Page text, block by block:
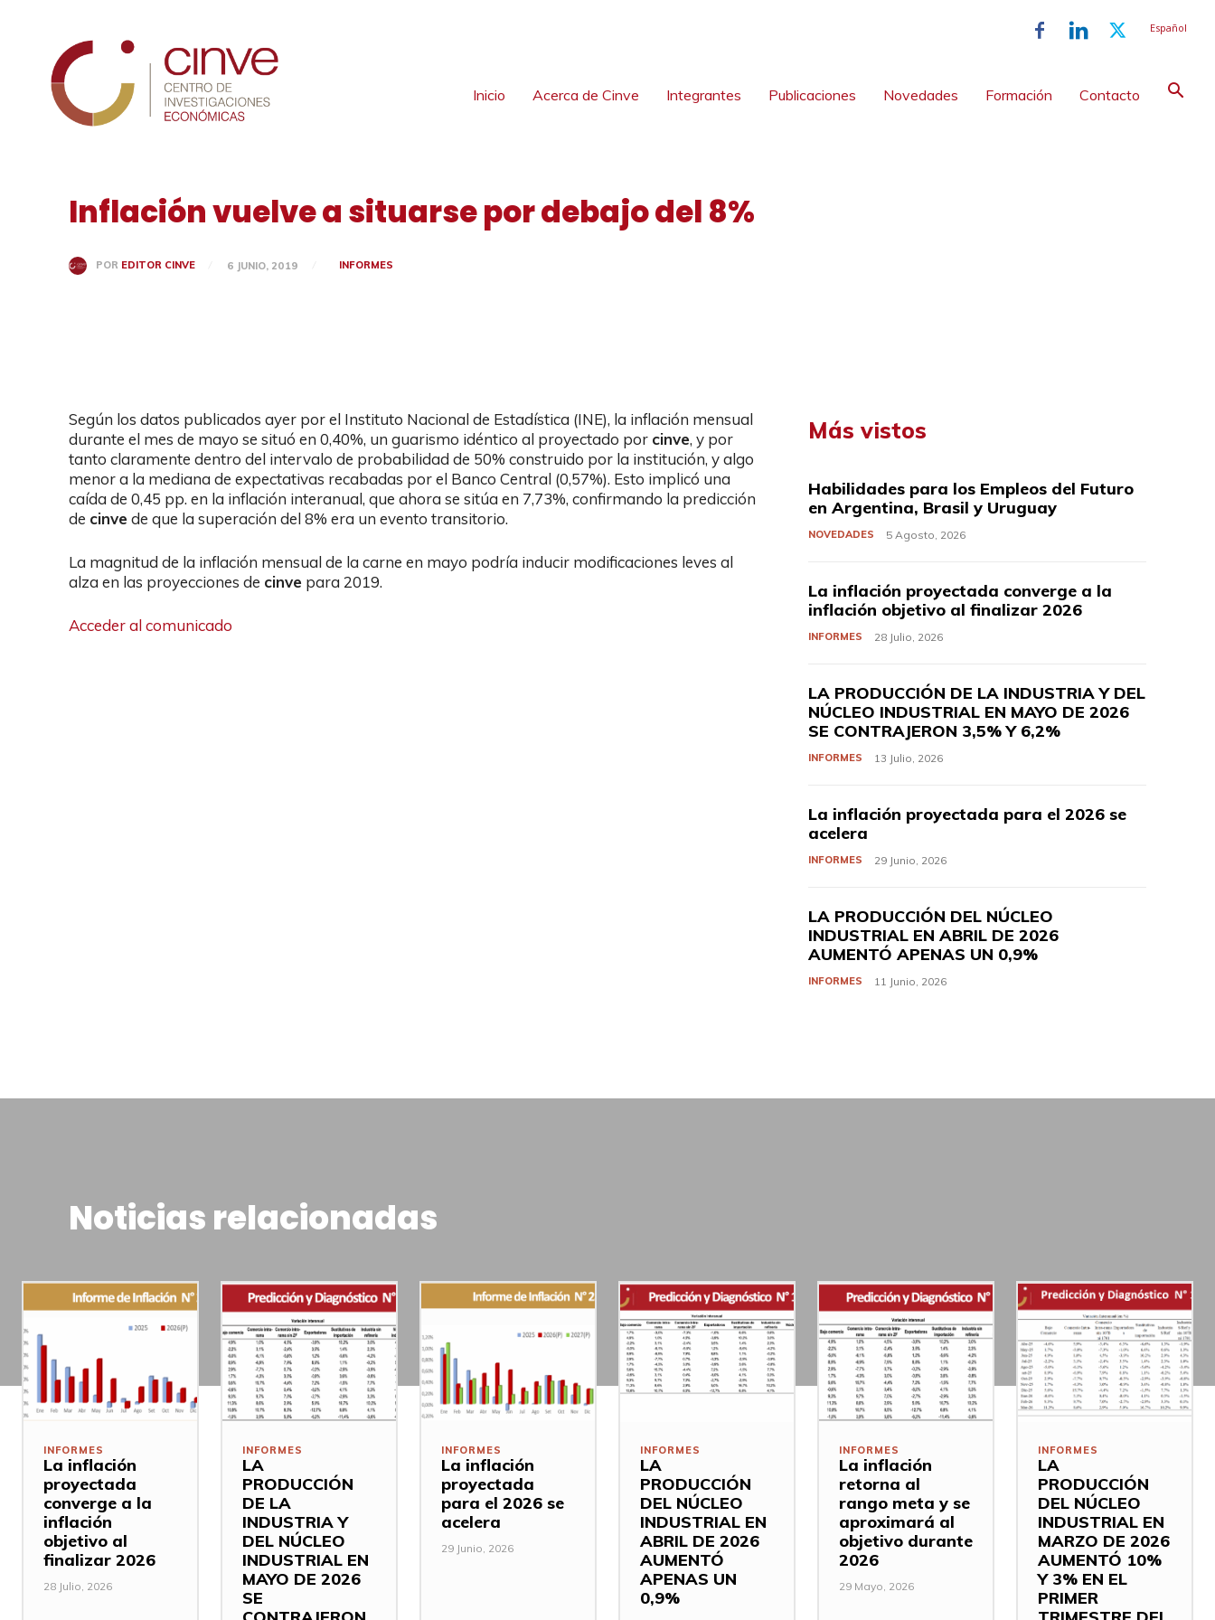
Español
Inicio Acerca de Cinve Integrantes Publicaciones Novedades Formación Contacto
Inflación vuelve a situarse por debajo del 8%
POR EDITOR CINVE 6 JUNIO, 2019 INFORMES
Según los datos publicados ayer por el Instituto Nacional de Estadística (INE), la inflación mensual
durante el mes de mayo se situó en 0,40%, un guarismo idéntico al proyectado por cinve, y por
tanto claramente dentro del intervalo de probabilidad de 50% construido por la institución, y algo
menor a la mediana de expectativas recabadas por el Banco Central (0,57%). Esto implicó una
caída de 0,45 pp. en la inflación interanual, que ahora se sitúa en 7,73%, confirmando la predicción
de cinve de que la superación del 8% era un evento transitorio.
La magnitud de la inflación mensual de la carne en mayo podría inducir modificaciones leves al
alza en las proyecciones de cinve para 2019.
Acceder al comunicado
Más vistos
Habilidades para los Empleos del Futuro
en Argentina, Brasil y Uruguay
NOVEDADES 5 Agosto, 2026
La inflación proyectada converge a la
inflación objetivo al finalizar 2026
INFORMES 28 Julio, 2026
LA PRODUCCIÓN DE LA INDUSTRIA Y DEL
NÚCLEO INDUSTRIAL EN MAYO DE 2026
SE CONTRAJERON 3,5% Y 6,2%
INFORMES 13 Julio, 2026
La inflación proyectada para el 2026 se
acelera
INFORMES 29 Junio, 2026
LA PRODUCCIÓN DEL NÚCLEO
INDUSTRIAL EN ABRIL DE 2026
AUMENTÓ APENAS UN 0,9%
INFORMES 11 Junio, 2026
Noticias relacionadas
INFORMES
La inflación
proyectada
converge a la
inflación
objetivo al
finalizar 2026
28 Julio, 2026
INFORMES
LA
PRODUCCIÓN
DE LA
INDUSTRIA Y
DEL NÚCLEO
INDUSTRIAL EN
MAYO DE 2026
SE
INFORMES
La inflación
proyectada
para el 2026 se
acelera
29 Junio, 2026
INFORMES
LA
PRODUCCIÓN
DEL NÚCLEO
INDUSTRIAL EN
ABRIL DE 2026
AUMENTÓ
APENAS UN
0,9%
INFORMES
La inflación
retorna al
rango meta y se
aproximará al
objetivo durante
2026
29 Mayo, 2026
INFORMES
LA
PRODUCCIÓN
DEL NÚCLEO
INDUSTRIAL EN
MARZO DE 2026
AUMENTÓ 10%
Y 3% EN EL
PRIMER